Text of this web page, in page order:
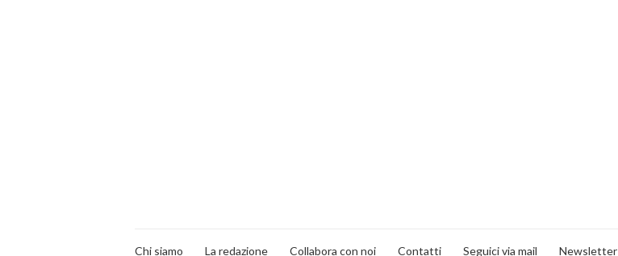
Chi siamo La redazione Collabora con noi Contatti Seguici via mail Newsletter